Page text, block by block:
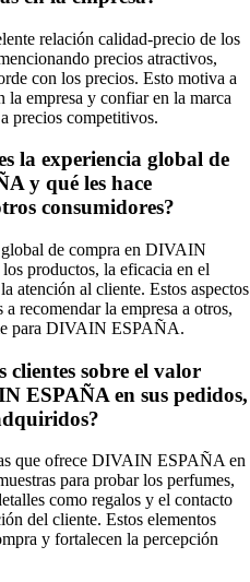
relación calidad-precio de los
precios atractivos,
con los precios. Esto motiva a
la empresa y confiar en la marca
precios competitivos.
la experiencia global de
y qué les hace
consumidores?
de compra en DIVAIN
productos, la eficacia en el
atención al cliente. Estos aspectos
recomendar la empresa a otros,
para DIVAIN ESPAÑA.
clientes sobre el valor
ESPAÑA en sus pedidos,
que ofrece DIVAIN ESPAÑA en
para probar los perfumes,
como regalos y el contacto
del cliente. Estos elementos
y fortalecen la percepción